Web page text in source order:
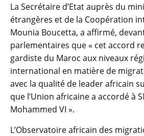
La Secrétaire d’Etat auprès du
étrangères et de la Coopération
Mounia Boucetta, a affirmé,
parlementaires que « cet accord
gardiste du Maroc aux niveaux
international en matière de
avec la qualité de leader africain
que l’Union africaine a accordé à
Mohammed VI ».
L’Observatoire africain des